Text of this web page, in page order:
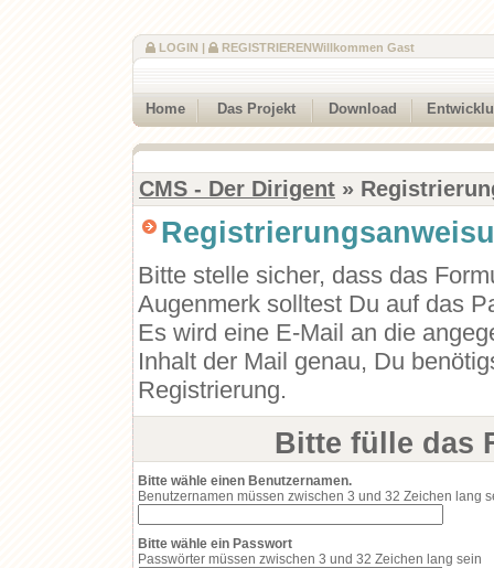
Willkommen Gast
LOGIN | REGISTRIEREN
Home Das Projekt Download
CMS - Der Dirigent »
Bitte stelle sicher, dass das
Augenmerk solltest Du auf das
Es wird eine E-Mail an die
Inhalt der Mail genau, Du
Registrierung.
Bitte fülle das
Bitte wähle einen Benutzernamen.
Benutzernamen müssen zwischen 3 und 32 Zeichen lang
Bitte wähle ein Passwort
Passwörter müssen zwischen 3 und 32 Zeichen lang sein